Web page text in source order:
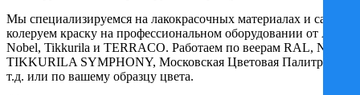
Мы специализируемся на лакокрасочных материалах и сами
колеруем краску на профессиональном оборудовании от Akzo
Nobel, Tikkurila и TERRACO. Работаем по веерам RAL, NCS,
TIKKURILA SYMPHONY, Московская Цветовая Палитра и
т.д. или по вашему образцу цвета.